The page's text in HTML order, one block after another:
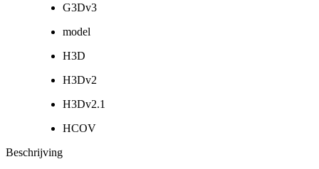
G3Dv3
model
H3D
H3Dv2
H3Dv2.1
HCOV
Beschrijving